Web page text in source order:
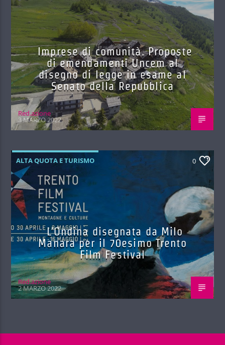
Imprese di comunità. Proposte
di emendamenti Uncem al
disegno di legge in esame al
Senato della Repubblica
Red.azione
3 MARZO 2022
ALTA QUOTA E TURISMO 0
L’Ondina disegnata da Milo
Manara per il 70esimo Trento
Film Festival
Red.azione
2 MARZO 2022